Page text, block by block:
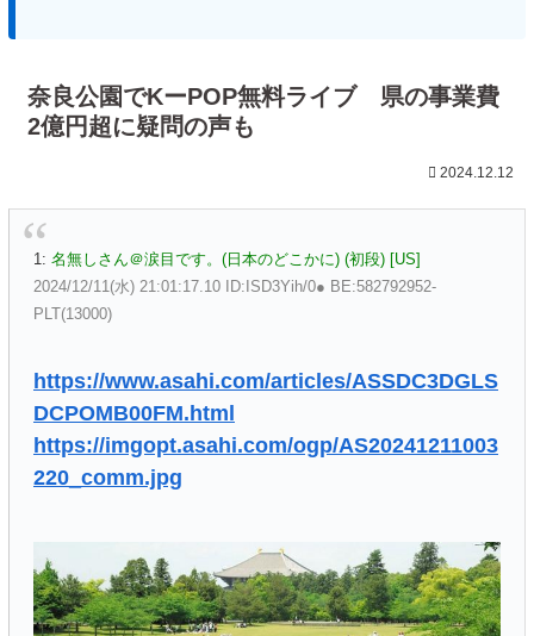
奈良公園でKーPOP無料ライブ 県の事業費
2億円超に疑問の声も
2024.12.12
1: 名無しさん＠涙目です。(日本のどこかに) (初段) [US]
2024/12/11(水) 21:01:17.10 ID:ISD3Yih/0● BE:582792952-
PLT(13000)
https://www.asahi.com/articles/ASSDC3DGLS
DCPOMB00FM.html
https://imgopt.asahi.com/ogp/AS20241211003
220_comm.jpg